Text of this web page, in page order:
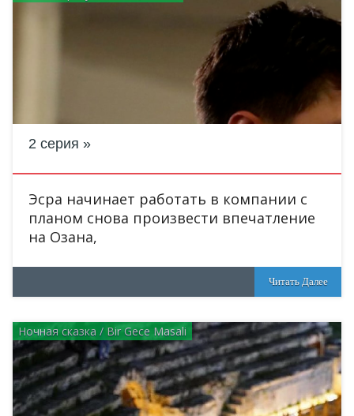
2 серия
Эсра начинает работать в компании с
планом снова произвести впечатление
на Озана,
Читать Далее
Ночная сказка / Bir Gece Masali